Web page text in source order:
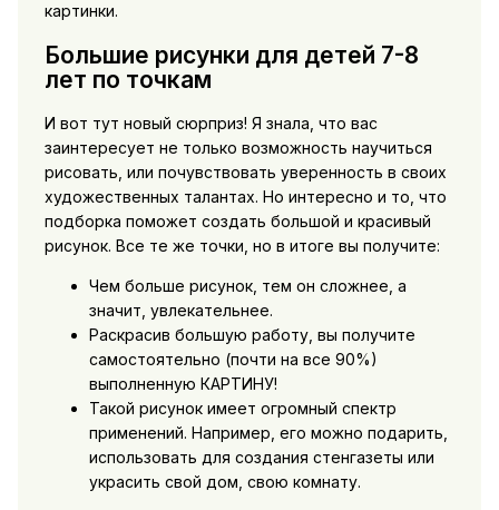
картинки.
Большие рисунки для детей 7-8
лет по точкам
И вот тут новый сюрприз! Я знала, что вас
заинтересует не только возможность научиться
рисовать, или почувствовать уверенность в своих
художественных талантах. Но интересно и то, что
подборка поможет создать большой и красивый
рисунок. Все те же точки, но в итоге вы получите:
Чем больше рисунок, тем он сложнее, а
значит, увлекательнее.
Раскрасив большую работу, вы получите
самостоятельно (почти на все 90%)
выполненную КАРТИНУ!
Такой рисунок имеет огромный спектр
применений. Например, его можно подарить,
использовать для создания стенгазеты или
украсить свой дом, свою комнату.